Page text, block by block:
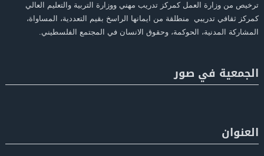
ترخيص من وزارة العمل كمركز تدريب مهني ووزارة التربية والتعليم العالي
كمركز ثقافي تدريبي منطلقة من ايمانها الراسخ بقيم التعددية، المساواة،
المشاركة المدنية، الحوكمة، وحقوق الانسان في المجتمع الفلسطيني.
الجمعية في صور
العنوان